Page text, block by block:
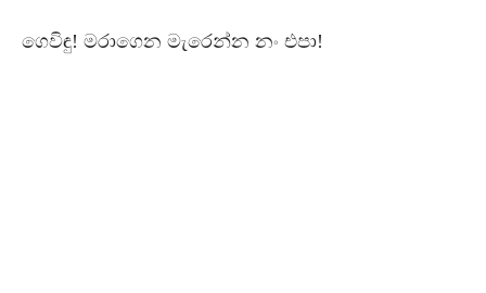
ගෙවිඳු! මරාගෙන මැරෙන්න නං එපා!